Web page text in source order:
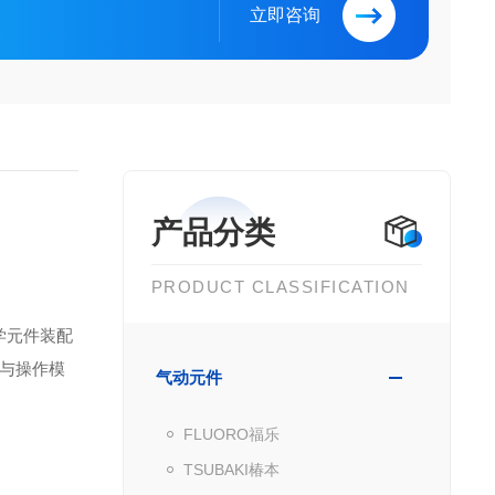
立即咨询
产品分类
PRODUCT CLASSIFICATION
气动元件
FLUORO福乐
TSUBAKI椿本
元件装配
操作模